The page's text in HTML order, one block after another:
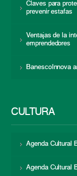
Claves para
prevenir estafas
Ventajas de la
emprendedores
BanescoInnova
CULTURA
Agenda Cultural
Agenda Cultural